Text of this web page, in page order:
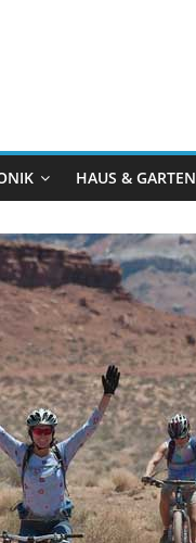
HAUS & GARTEN